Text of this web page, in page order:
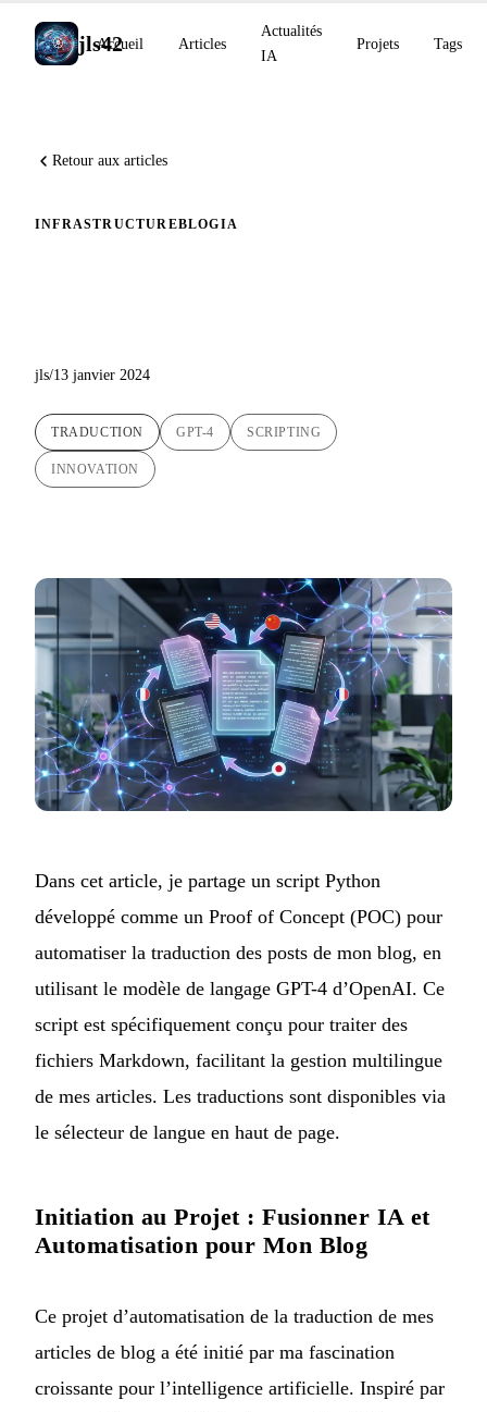
jls42
Accueil Articles
Actualités
IA
Projets Tags
Retour aux articles
INFRASTRUCTUREBLOGIA
jls/13 janvier 2024
TRADUCTION GPT-4 SCRIPTING
INNOVATION
Dans cet article, je partage un script Python
développé comme un Proof of Concept (POC) pour
automatiser la traduction des posts de mon blog, en
utilisant le modèle de langage GPT-4 d’OpenAI. Ce
script est spécifiquement conçu pour traiter des
fichiers Markdown, facilitant la gestion multilingue
de mes articles. Les traductions sont disponibles via
le sélecteur de langue en haut de page.
Initiation au Projet : Fusionner IA et
Automatisation pour Mon Blog
Ce projet d’automatisation de la traduction de mes
articles de blog a été initié par ma fascination
croissante pour l’intelligence artificielle. Inspiré par